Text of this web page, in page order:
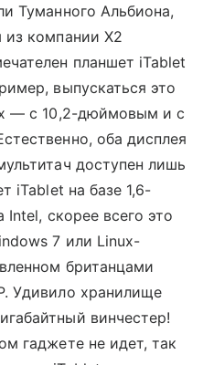
Туманного Альбиона,
из компании X2
планшет iTablet
выпускаться это
— с 10,2-дюймовым и с
оба дисплея
доступен лишь
iTablet на базе 1,6-
Intel, скорее всего это
7 или Linux-
британцами
Удивило хранилище
винчестер!
гаджете не идет, так